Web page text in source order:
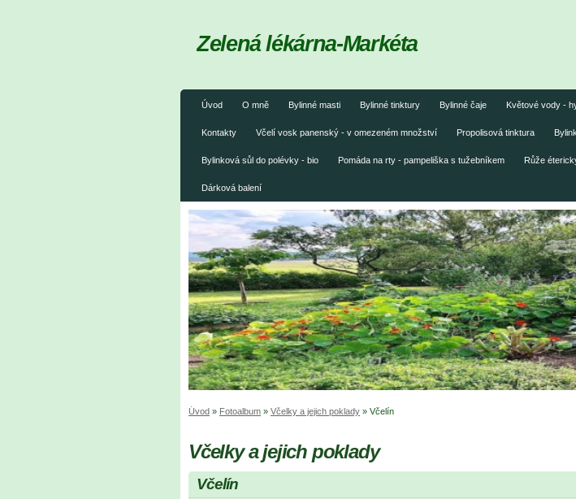
Úvod O mně Bylinné masti Bylinné tinktury Bylinné čaje Květové vody -
Kontakty Včelí vosk panenský - v omezeném množství Propolisová tinktura
Bylinková sůl do polévky - bio Pomáda na rty - pampeliška s tužebníkem Růže
Dárková balení
Zelená lékárna-Markéta
Úvod » Fotoalbum » Včelky a jejich poklady » Včelín
Včelky a jejich poklady
Včelín